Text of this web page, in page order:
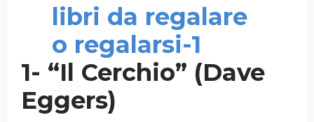
1- “Il Cerchio” (Dave
Eggers)